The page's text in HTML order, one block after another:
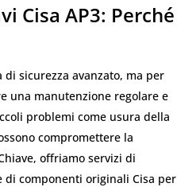
Cisa AP3: Perché
di sicurezza avanzato, ma per
una manutenzione regolare e
problemi come usura della
compromettere la
offriamo servizi di
componenti originali Cisa per